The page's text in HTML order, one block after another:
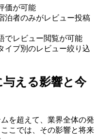
価が可能
泊者のみがレビュー投稿
でレビュー閲覧が可能
イプ別のレビュー絞り込
える影響と今
を超えて、業界全体の発
こでは、その影響と将来